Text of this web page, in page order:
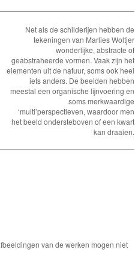
Net als de schilderijen hebben de
tekeningen van Marlies Woltjer
wonderlijke, abstracte of
geabstraheerde vormen. Vaak zijn het
elementen uit de natuur, soms ook heel
iets anders. De beelden hebben
meestal een organische lijnvoering en
soms merkwaardige
‘multi’perspectieven, waardoor men
het beeld ondersteboven of een kwart
kan draaien.
van de werken mogen niet